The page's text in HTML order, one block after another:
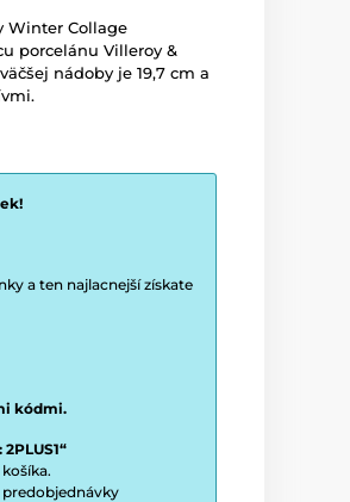
Winter Collage
porcelánu Villeroy &
nádoby je 19,7 cm a
a ten najlacnejší získate
kódmi.
predobjednávky